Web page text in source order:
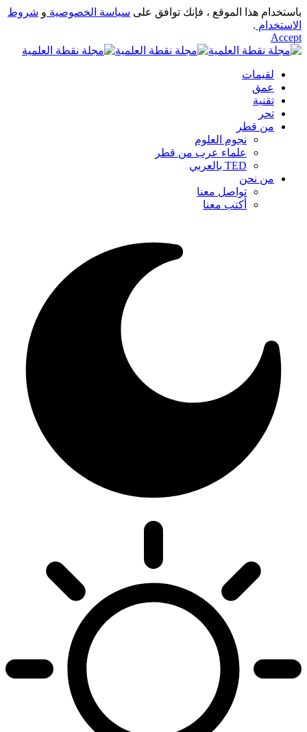
باستخدام هذا الموقع ، فإنك توافق على سياسة الخصوصية و شروط
الاستخدام .
Accept
لقيمات
عمق
تقنية
تحر
من قطر
نجوم العلوم
علماء عرب من قطر
TED بالعربي
من نحن
تواصل معنا
أكتب معنا